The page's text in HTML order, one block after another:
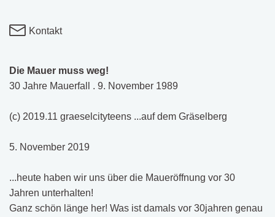
Kontakt
Die Mauer muss weg!
30 Jahre Mauerfall . 9. November 1989
(c) 2019.11 graeselcityteens ...auf dem Gräselberg
5. November 2019
...heute haben wir uns über die Maueröffnung vor 30
Jahren unterhalten!
Ganz schön länge her! Was ist damals vor 30jahren genau